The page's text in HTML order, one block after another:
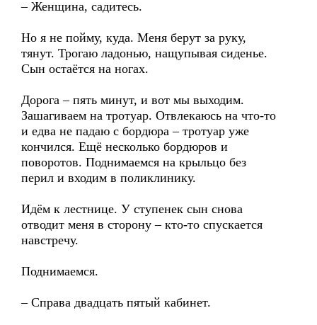
– Женщина, садитесь.
Но я не пойму, куда. Меня берут за руку,
тянут. Трогаю ладонью, нащупывая сиденье.
Сын остаётся на ногах.
Дорога – пять минут, и вот мы выходим.
Зашагиваем на тротуар. Отвлекаюсь на что-то
и едва не падаю с бордюра – тротуар уже
кончился. Ещё несколько бордюров и
поворотов. Поднимаемся на крыльцо без
перил и входим в поликлинику.
Идём к лестнице. У ступенек сын снова
отводит меня в сторону – кто-то спускается
навстречу.
Поднимаемся.
– Справа двадцать пятый кабинет.